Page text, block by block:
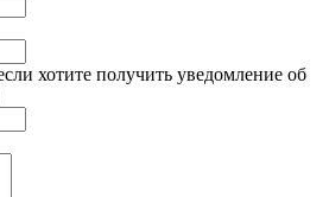
хотите получить уведомление об